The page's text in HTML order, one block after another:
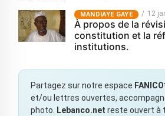
MANDIAYE GAYE 12
À propos de la
constitution et la
institutions.
Partagez sur notre espace
et/ou lettres ouvertes,
photo.
Lebanco.net reste ouvert à